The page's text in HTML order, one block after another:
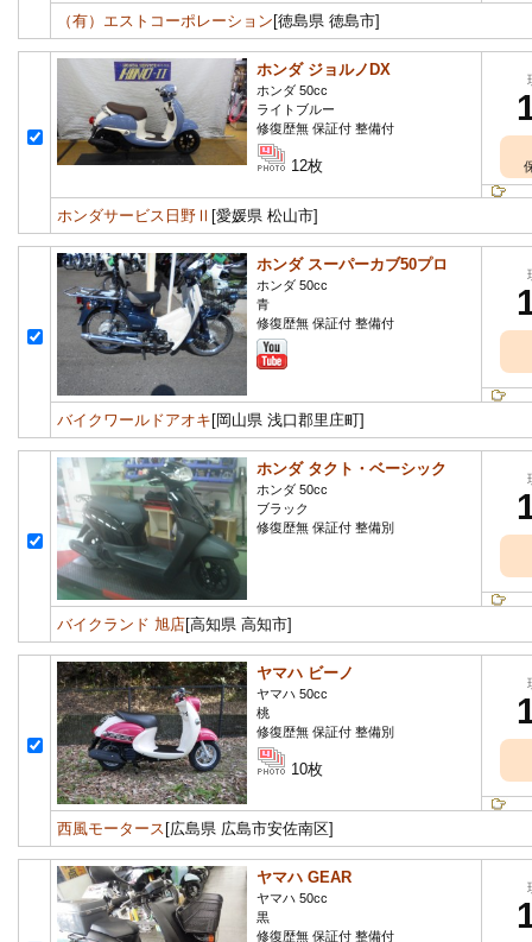
（有）エストコーポレーション [徳島県 徳島市]
ホンダ ジョルノDX
ホンダ 50cc
ライトブルー
修復歴無 保証付 整備付
12枚
ホンダサービス日野Ⅱ [愛媛県 松山市]
ホンダ スーパーカブ50プロ
ホンダ 50cc
青
修復歴無 保証付 整備付
バイクワールドアオキ [岡山県 浅口郡里庄町]
ホンダ タクト・ベーシック
ホンダ 50cc
ブラック
修復歴無 保証付 整備別
バイクランド 旭店[高知県 高知市]
ヤマハ ビーノ
ヤマハ 50cc
桃
修復歴無 保証付 整備別
10枚
西風モータース [広島県 広島市安佐南区]
ヤマハ GEAR
ヤマハ 50cc
黒
修復歴無 保証付 整備付